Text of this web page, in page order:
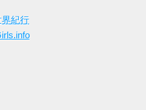
紀行